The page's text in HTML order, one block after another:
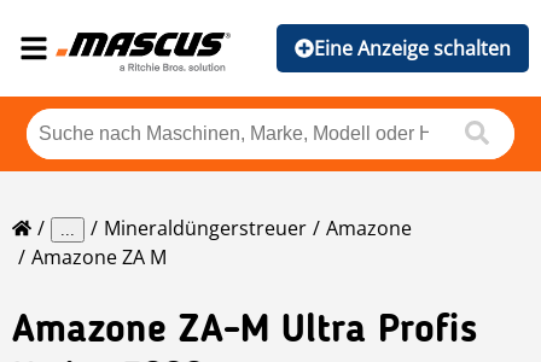
Eine Anzeige schalten
... Mineraldüngerstreuer
Amazone
Amazone ZA M
Amazone ZA-M Ultra Profis